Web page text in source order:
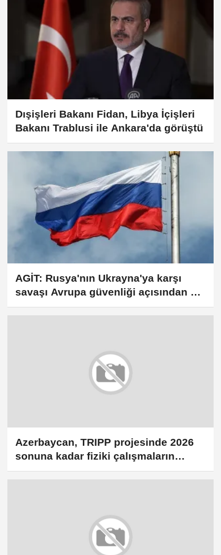
Dışişleri Bakanı Fidan, Libya İçişleri
Bakanı Trablusi ile Ankara'da görüştü
AGİT: Rusya'nın Ukrayna'ya karşı
savaşı Avrupa güvenliği açısından en
büyük tehdit olmaya devam ediyor
Azerbaycan, TRIPP projesinde 2026
sonuna kadar fiziki çalışmaların
başlamasını bekliyor